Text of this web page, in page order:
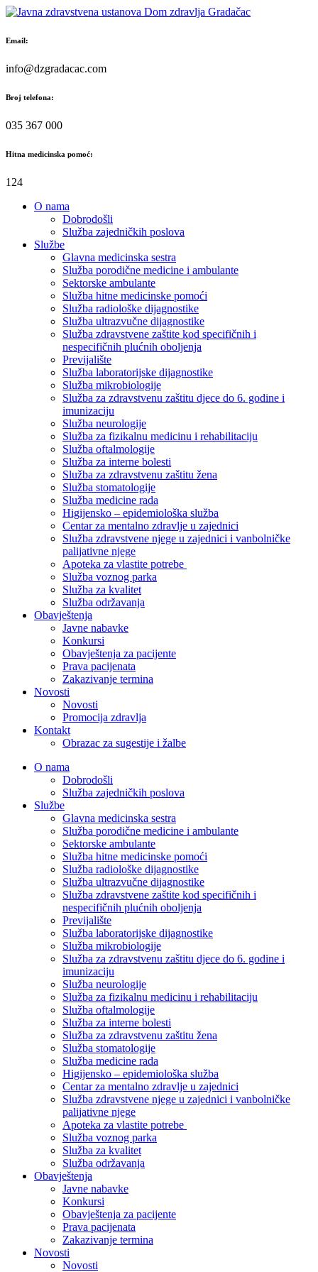
Skip
content
Email:
info@dzgradacac.com
Broj telefona:
035 367 000
Hitna medicinska pomoć:
124
O nama
Dobrodošli
Služba zajedničkih poslova
Službe
Glavna medicinska sestra
Služba porodične medicine i ambulante
Sektorske ambulante
Služba hitne medicinske pomoći
Služba radiološke dijagnostike
Služba ultrazvučne dijagnostike
Služba zdravstvene zaštite kod specifičnih i
nespecifičnih plućnih oboljenja
Previjalište
Služba laboratorijske dijagnostike
Služba mikrobiologije
Služba za zdravstvenu zaštitu djece do 6. godine i
imunizaciju
Služba neurologije
Služba za fizikalnu medicinu i rehabilitaciju
Služba oftalmologije
Služba za interne bolesti
Služba za zdravstvenu zaštitu žena
Služba stomatologije
Služba medicine rada
Higijensko – epidemiološka služba
Centar za mentalno zdravlje u zajednici
Služba zdravstvene njege u zajednici i vanbolničke
palijativne njege
Apoteka za vlastite potrebe
Služba voznog parka
Služba za kvalitet
Služba održavanja
Obavještenja
Javne nabavke
Konkursi
Obavještenja za pacijente
Prava pacijenata
Zakazivanje termina
Novosti
Novosti
Promocija zdravlja
Kontakt
Obrazac za sugestije i žalbe
O nama
Dobrodošli
Služba zajedničkih poslova
Službe
Glavna medicinska sestra
Služba porodične medicine i ambulante
Sektorske ambulante
Služba hitne medicinske pomoći
Služba radiološke dijagnostike
Služba ultrazvučne dijagnostike
Služba zdravstvene zaštite kod specifičnih i
nespecifičnih plućnih oboljenja
Previjalište
Služba laboratorijske dijagnostike
Služba mikrobiologije
Služba za zdravstvenu zaštitu djece do 6. godine i
imunizaciju
Služba neurologije
Služba za fizikalnu medicinu i rehabilitaciju
Služba oftalmologije
Služba za interne bolesti
Služba za zdravstvenu zaštitu žena
Služba stomatologije
Služba medicine rada
Higijensko – epidemiološka služba
Centar za mentalno zdravlje u zajednici
Služba zdravstvene njege u zajednici i vanbolničke
palijativne njege
Apoteka za vlastite potrebe
Služba voznog parka
Služba za kvalitet
Služba održavanja
Obavještenja
Javne nabavke
Konkursi
Obavještenja za pacijente
Prava pacijenata
Zakazivanje termina
Novosti
Novosti